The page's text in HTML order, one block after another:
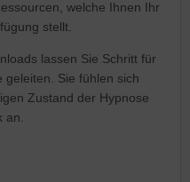
welche Ihnen Ihr
stellt.
lassen Sie Schritt für
geleiten. Sie fühlen sich
Zustand der Hypnose